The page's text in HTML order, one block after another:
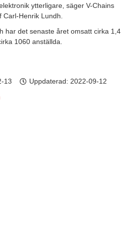
ytterligare, säger V-Chains
Henrik Lundh.
har det senaste året omsatt cirka 1,4
1060 anställda.
13 Uppdaterad: 2022-09-12